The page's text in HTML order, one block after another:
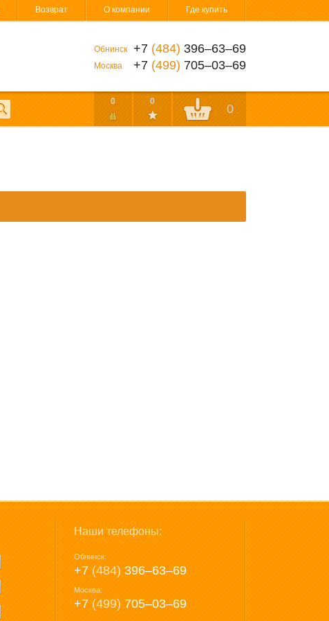
Возврат О компании Где купить
Обнинск +7 (484) 396‒63‒69
Москва +7 (499) 705‒03‒69
0 0
0
Наши телефоны:
Обнинск:
+7 (484) 396‒63‒69
Москва:
+7 (499) 705‒03‒69